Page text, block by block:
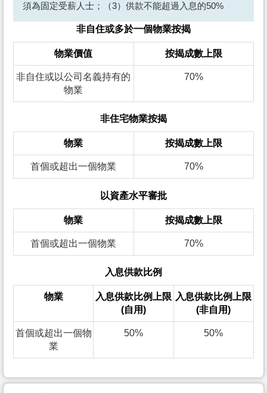
須為固定受薪人士；（3）供款不能超過入息的50%
非自住或多於一個物業按揭
物業價值 按揭成數上限
非自住或以公司名義持有的
物業
70%
非住宅物業按揭
物業 按揭成數上限
首個或超出一個物業 70%
以資產水平審批
物業 按揭成數上限
首個或超出一個物業 70%
入息供款比例
物業
入息供款比例上限
(自用)
入息供款比例上限
(非自用)
首個或超出一個物
業
50% 50%